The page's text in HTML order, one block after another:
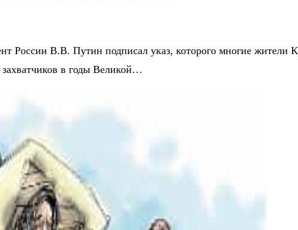
России В.В. Путин подписал указ, которого многие
в годы Великой…